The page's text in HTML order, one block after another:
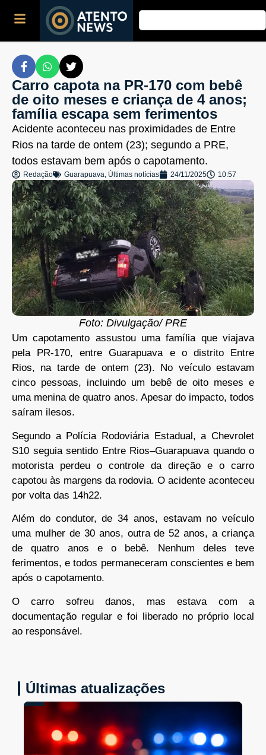
Carro capota na PR-170 com bebê
de oito meses e criança de 4 anos;
família escapa sem ferimentos
Acidente aconteceu nas proximidades de Entre
Rios na tarde de ontem (23); segundo a PRE,
todos estavam bem após o capotamento.
Redação Guarapuava, Últimas notícias 24/11/2025 10:57
Foto: Divulgação/ PRE
Um capotamento assustou uma família que viajava
pela PR-170, entre Guarapuava e o distrito Entre
Rios, na tarde de ontem (23). No veículo estavam
cinco pessoas, incluindo um bebê de oito meses e
uma menina de quatro anos. Apesar do impacto, todos
saíram ilesos.
Segundo a Polícia Rodoviária Estadual, a Chevrolet
S10 seguia sentido Entre Rios–Guarapuava quando o
motorista perdeu o controle da direção e o carro
capotou às margens da rodovia. O acidente aconteceu
por volta das 14h22.
Além do condutor, de 34 anos, estavam no veículo
uma mulher de 30 anos, outra de 52 anos, a criança
de quatro anos e o bebê. Nenhum deles teve
ferimentos, e todos permaneceram conscientes e bem
após o capotamento.
O carro sofreu danos, mas estava com a
documentação regular e foi liberado no próprio local
ao responsável.
Últimas atualizações